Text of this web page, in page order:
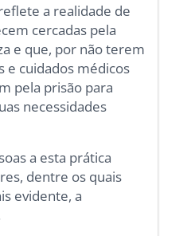
a realidade de
cercadas pela
e que, por não terem
e cuidados médicos
pela prisão para
necessidades
a esta prática
dentre os quais
evidente, a